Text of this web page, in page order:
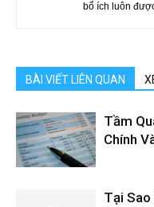
bổ ích luôn
BÀI VIẾT LIÊN QUAN
Tầm
Chính
Tại